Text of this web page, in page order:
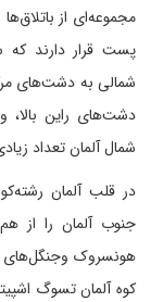
مجموعه‌ای از
پست قرار دارند
شمالی به دشت‌های
دشت‌های راین
شمال آلمان تعداد
در قلب آلمان
جنوب آلمان را از
هونسروک وجنگل‌های
کوه آلمان تسوگ